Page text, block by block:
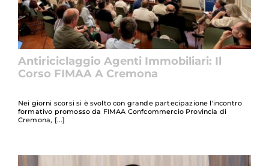
Antiriciclaggio Agenti Immobiliari: Il
Corso FIMAA A Cremona
Nei giorni scorsi si è svolto con grande partecipazione l'incontro
formativo promosso da FIMAA Confcommercio Provincia di
Cremona,